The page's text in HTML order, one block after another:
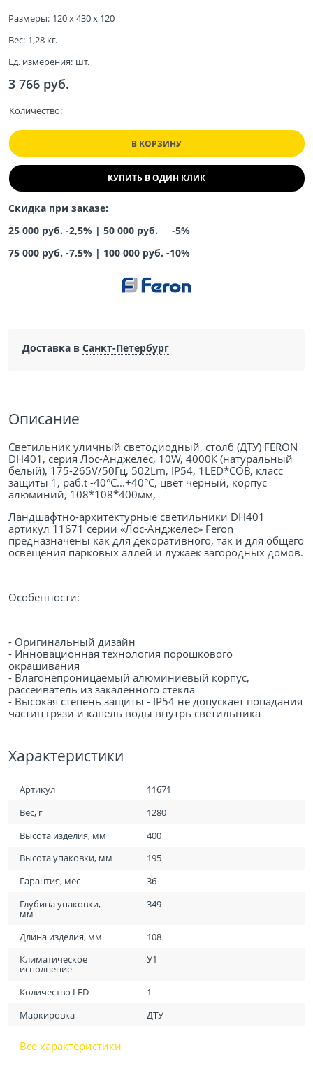
Размеры: 120 x 430 x 120
Вес: 1,28 кг.
Ед. измерения: шт.
3 766 руб.
Количество:
В КОРЗИНУ
КУПИТЬ В ОДИН КЛИК
Скидка при заказе:
25 000 руб. -2,5% | 50 000 руб. -5%
75 000 руб. -7,5% | 100 000 руб. -10%
Доставка в Санкт-Петербург
Описание
Светильник уличный светодиодный, столб (ДТУ) FERON
DH401, серия Лос-Анджелес, 10W, 4000К (натуральный
белый), 175-265V/50Гц, 502Lm, IP54, 1LED*COB, класс
защиты 1, раб.t -40°C...+40°C, цвет черный, корпус
алюминий, 108*108*400мм,
Ландшафтно-архитектурные светильники DH401
артикул 11671 серии «Лос-Анджелес» Feron
предназначены как для декоративного, так и для общего
освещения парковых аллей и лужаек загородных домов.
Особенности:
- Оригинальный дизайн
- Инновационная технология порошкового
окрашивания
- Влагонепроницаемый алюминиевый корпус,
рассеиватель из закаленного стекла
- Высокая степень защиты - IP54 не допускает попадания
частиц грязи и капель воды внутрь светильника
Характеристики
Артикул
11671
Вес, г
1280
Высота изделия, мм
400
Высота упаковки, мм
195
Гарантия, мес
36
Глубина упаковки,
мм
349
Длина изделия, мм
108
Климатическое
исполнение
У1
Количество LED
1
Маркировка
ДТУ
Все характеристики